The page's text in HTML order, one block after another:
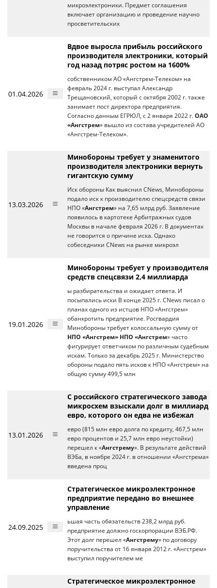
микроэлектроники. Предмет соглашения
включает организацию и проведение научно
просветительских
01.04.2026
Вдвое выросла прибыль российского
производителя электроники, который
год назад потряс ростом на 1600%
собственником АО «Ангстрем-Телеком» на
февраль 2024 г. выступал Александр
Трещановский, который с октября 2002 г. также
занимает пост директора предприятия.
Согласно данным ЕГРЮЛ, с 2 января 2022 г. ОАО
«Ангстрем» вышло из состава учредителей АО
«Ангстрем-Телеком».
13.03.2026
Минобороны требует у знаменитого
производителя электроники вернуть
гигантскую сумму
Иск обороны Как выяснил CNews, Минобороны
подало иск к производителю спецсредств связи
НПО «Ангстрем» на 7,65 млрд руб. Заявление
появилось в картотеке Арбитражных судов
Москвы в начале февраля 2026 г. В документах
не говорится о причине иска. Однако
собеседники CNews на рынке микроэл
19.01.2026
Минобороны требует у производителя
средств спецсвязи 2,4 миллиарда
ы разбирательства и ожидает ответа. И
посыпались иски В конце 2025 г. CNews писал о
планах одного из истцов НПО «Ангстрем»
обанкротить предприятие. Росгвардия
Минобороны требует колоссальную сумму от
НПО «Ангстрем» НПО «Ангстрем» часто
фигурирует ответчиком по различным судебным
искам. Только за декабрь 2025 г. Министерство
обороны подало пять исков к НПО «Ангстрем» на
общую сумму 499,5 млн
13.01.2026
С российского стратегического завода
микросхем взыскали долг в миллиард
евро, которого он едва не избежал
евро (815 млн евро долга по кредиту, 467,5 млн
евро процентов и 25,7 млн евро неустойки)
перешел к «Ангстрему». В результате действий
ВЭБа, в ноябре 2024 г. в отношении «Ангстрема»
введена проц
24.09.2025
Стратегическое микроэлектронное
предприятие передано во внешнее
управление
ьшая часть обязательств 238,2 млрд руб.
предприятие должно госкорпорации ВЭБ.РФ.
Этот долг перешел «Ангстрему» по договору
поручительства от 16 января 2012 г. «Ангстрем»
выступил поручителем ме
Стратегическое микроэлектронное